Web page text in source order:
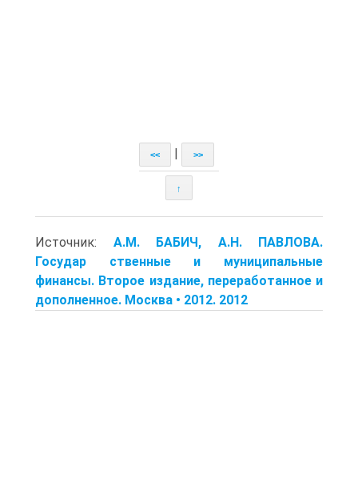
<< >>
↑
Источник: A.M. БАБИЧ, A.H. ПАВЛОВА.
Государ ственные и муниципальные
финансы. Второе издание, переработанное и
дополненное. Москва • 2012. 2012